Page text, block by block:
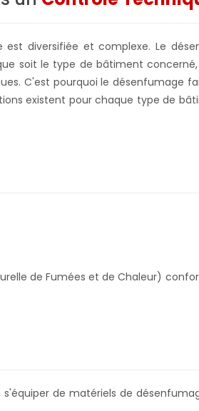
diversifiée et complexe. Le
soit le type de bâtiment
C'est pourquoi le désenfumage
existent pour chaque type de
de Fumées et de Chaleur)
de matériels de